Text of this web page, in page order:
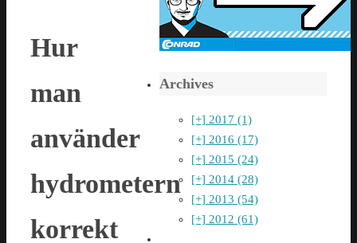
Hur
man
använder
hydrometern
korrekt
Archives
[+] 2017 (1)
[+] 2016 (17)
[+] 2015 (24)
[+] 2014 (28)
[+] 2013 (54)
[+] 2012 (61)